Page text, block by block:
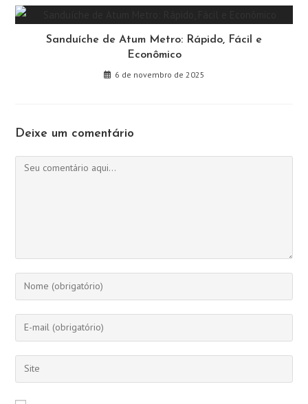
Sanduíche de Atum Metro: Rápido, Fácil e
Econômico
6 de novembro de 2025
Deixe um comentário
Comentário
Digite
seu
nome
ou
de
usuário
para
Digite
seu
endereço
de
Digite
o
URL